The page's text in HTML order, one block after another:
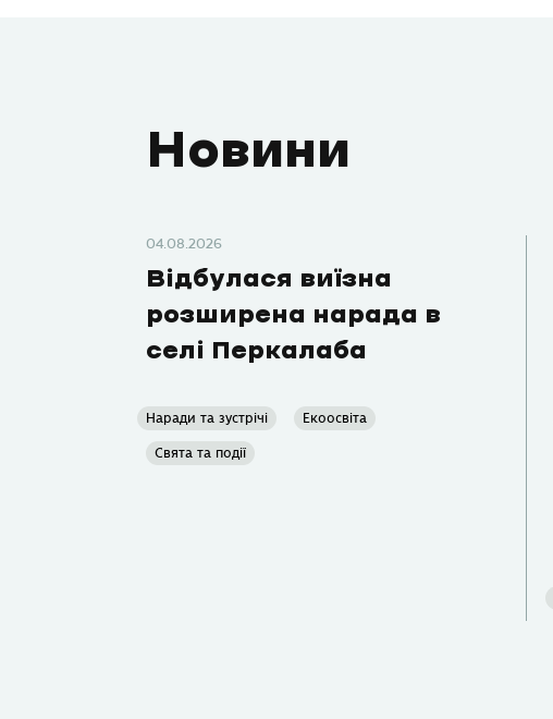
Новини
04.08.2026
Відбулася виїзна
розширена нарада в
селі Перкалаба
Наради та зустрічі Екоосвіта
Свята та події